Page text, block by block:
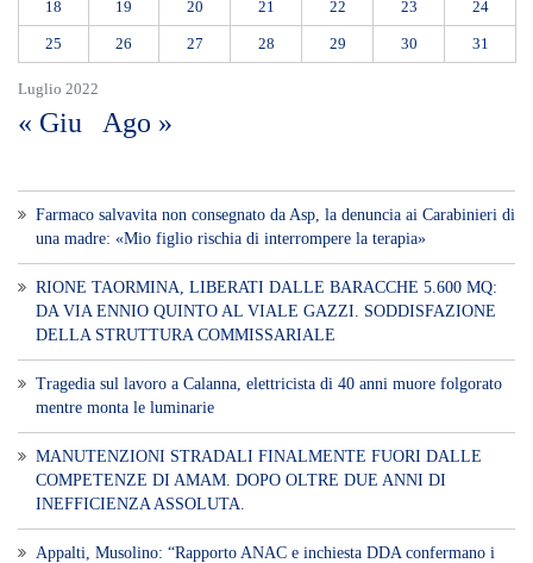
Luglio 2022
18 19 20 21 22 23 24
25 26 27 28 29 30 31
« Giu Ago »
Farmaco salvavita non consegnato da Asp, la denuncia ai Carabinieri di
una madre: «Mio figlio rischia di interrompere la terapia»
RIONE TAORMINA, LIBERATI DALLE BARACCHE 5.600 MQ:
DA VIA ENNIO QUINTO AL VIALE GAZZI. SODDISFAZIONE
DELLA STRUTTURA COMMISSARIALE
Tragedia sul lavoro a Calanna, elettricista di 40 anni muore folgorato
mentre monta le luminarie
MANUTENZIONI STRADALI FINALMENTE FUORI DALLE
COMPETENZE DI AMAM. DOPO OLTRE DUE ANNI DI
INEFFICIENZA ASSOLUTA.
​Appalti, Musolino: “Rapporto ANAC e inchiesta DDA confermano i